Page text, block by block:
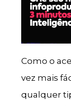
Como o
vez mais
qualquer